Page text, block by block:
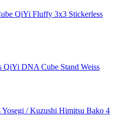
QiYi Fluffy 3x3 Stickerless
QiYi DNA Cube Stand Weiss
Himitsu Bako 4